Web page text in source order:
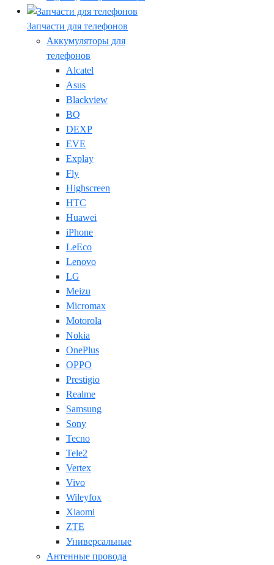
Запчасти для телефонов
Аккумуляторы для
телефонов
Alcatel
Asus
Blackview
BQ
DEXP
EVE
Explay
Fly
Highscreen
HTC
Huawei
iPhone
LeEco
Lenovo
LG
Meizu
Micromax
Motorola
Nokia
OnePlus
OPPO
Prestigio
Realme
Samsung
Sony
Tecno
Tele2
Vertex
Vivo
Wileyfox
Xiaomi
ZTE
Универсальные
Антенные провода